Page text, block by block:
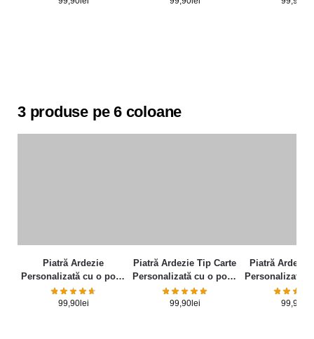
3 produse pe 6 coloane
Piatră Ardezie
Personalizată cu o poză
și mesaj – Elegance
99,90lei
Piatră Ardezie Tip Carte
Personalizată cu o poză
și mesaj
99,90lei
Piatră Ardezie
Personalizată
și mesaj
99,90